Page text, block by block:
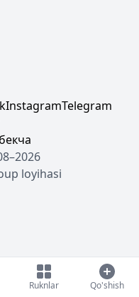
InstagramTelegram
loyihasi
Ruknlar Qo'shish